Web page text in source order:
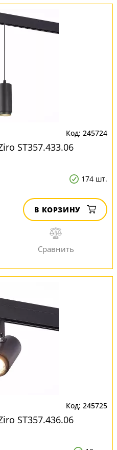
245724
ST357.433.06
174 шт.
В КОРЗИНУ
245725
ST357.436.06